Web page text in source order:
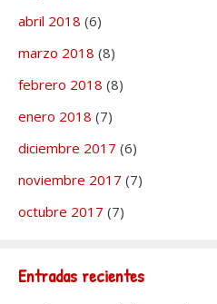
abril 2018 (6)
marzo 2018 (8)
febrero 2018 (8)
enero 2018 (7)
diciembre 2017 (6)
noviembre 2017 (7)
octubre 2017 (7)
Entradas recientes